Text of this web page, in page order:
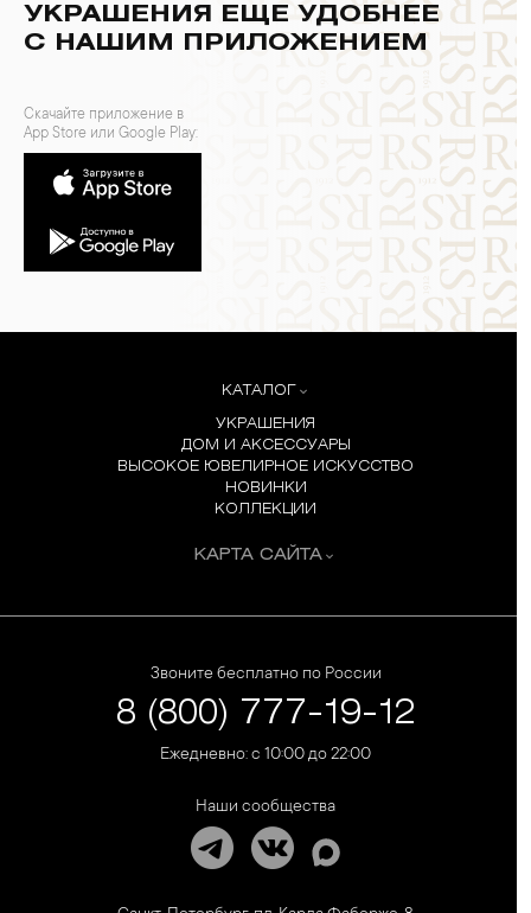
УКРАШЕНИЯ ЕЩЕ УДОБНЕЕ
С НАШИМ ПРИЛОЖЕНИЕМ
Скачайте приложение в
App Store или Google Play:
КАТАЛОГ
УКРАШЕНИЯ
ДОМ И АКСЕССУАРЫ
ВЫСОКОЕ ЮВЕЛИРНОЕ ИСКУССТВО
НОВИНКИ
КОЛЛЕКЦИИ
КАРТА САЙТА
Звоните бесплатно по России
8 (800) 777-19-12
Ежедневно: с 10:00 до 22:00
Наши сообщества